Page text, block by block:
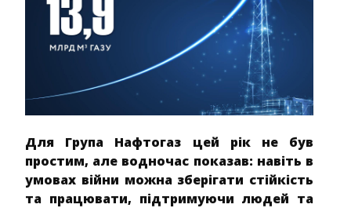
Для Група Нафтогаз цей рік не був
простим, але водночас показав: навіть в
умовах війни можна зберігати стійкість
та працювати, підтримуючи людей та